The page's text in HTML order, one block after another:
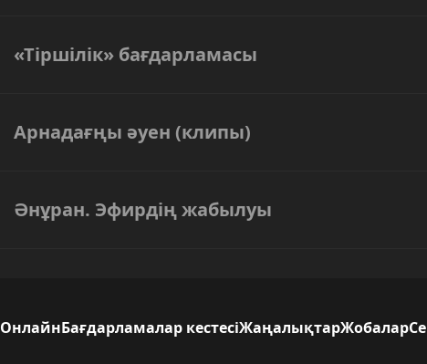
«Тіршілік» бағдарламасы
Арнадағңы әуен (клипы)
Әнұран. Эфирдің жабылуы
ОнлайнБағдарламалар кестесіЖаңалықтарЖобалар